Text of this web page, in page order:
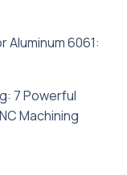
Aluminum 6061:
7 Powerful
Machining